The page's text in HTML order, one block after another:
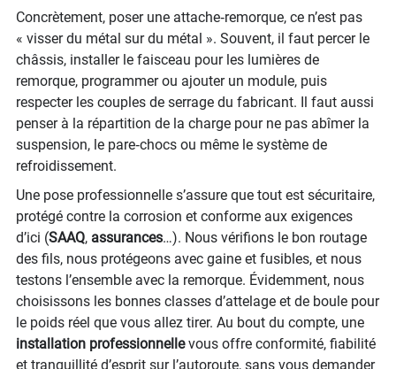
Concrètement, poser une attache‑remorque, ce n’est pas
« visser du métal sur du métal ». Souvent, il faut percer le
châssis, installer le faisceau pour les lumières de
remorque, programmer ou ajouter un module, puis
respecter les couples de serrage du fabricant. Il faut aussi
penser à la répartition de la charge pour ne pas abîmer la
suspension, le pare‑chocs ou même le système de
refroidissement.
Une pose professionnelle s’assure que tout est sécuritaire,
protégé contre la corrosion et conforme aux exigences
d’ici (SAAQ, assurances…). Nous vérifions le bon routage
des fils, nous protégeons avec gaine et fusibles, et nous
testons l’ensemble avec la remorque. Évidemment, nous
choisissons les bonnes classes d’attelage et de boule pour
le poids réel que vous allez tirer. Au bout du compte, une
installation professionnellevous offre conformité, fiabilité
et tranquillité d’esprit sur l’autoroute, sans vous demander